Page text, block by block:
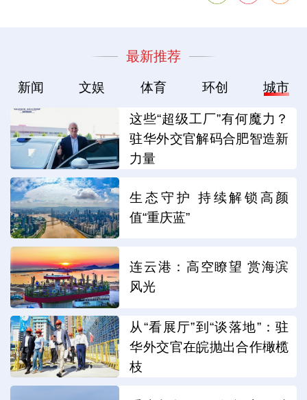
最新推荐
新闻 文娱 体育 环创 城市
这些“超级工厂”有何魔力？
驻华外交官解码合肥智造新
力量
生态守护 持续解锁高颜
值“重庆蓝”
连云港：高空瞭望 赏海滨
风光
从“看展厅”到“谈落地”：驻
华外交官在皖抛出合作橄榄
枝